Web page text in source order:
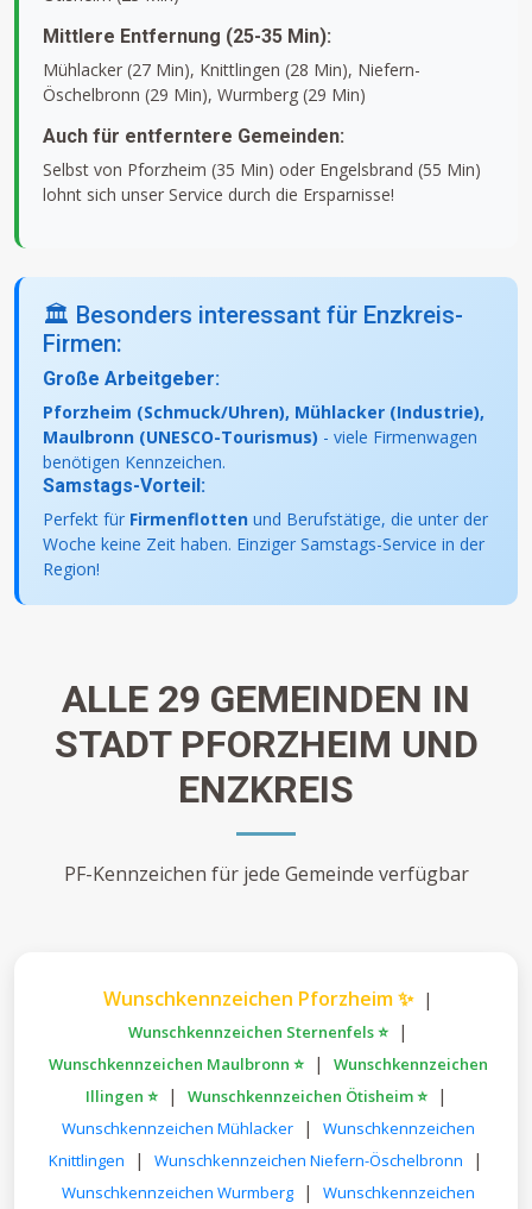
Mittlere Entfernung (25-35 Min):
Mühlacker (27 Min), Knittlingen (28 Min), Niefern-
Öschelbronn (29 Min), Wurmberg (29 Min)
Auch für entferntere Gemeinden:
Selbst von Pforzheim (35 Min) oder Engelsbrand (55 Min)
lohnt sich unser Service durch die Ersparnisse!
🏛️ Besonders interessant für Enzkreis-
Firmen:
Große Arbeitgeber:
Pforzheim (Schmuck/Uhren), Mühlacker (Industrie),
Maulbronn (UNESCO-Tourismus) - viele Firmenwagen
benötigen Kennzeichen.
Samstags-Vorteil:
Perfekt für Firmenflotten und Berufstätige, die unter der
Woche keine Zeit haben. Einziger Samstags-Service in der
Region!
ALLE 29 GEMEINDEN IN
STADT PFORZHEIM UND
ENZKREIS
PF-Kennzeichen für jede Gemeinde verfügbar
Wunschkennzeichen Pforzheim ✨ |
Wunschkennzeichen Sternenfels ⭐ |
Wunschkennzeichen Maulbronn ⭐ |
Wunschkennzeichen
Illingen ⭐
| Wunschkennzeichen Ötisheim ⭐ |
Wunschkennzeichen Mühlacker |
Wunschkennzeichen
Knittlingen
| Wunschkennzeichen Niefern-Öschelbronn |
Wunschkennzeichen Wurmberg |
Wunschkennzeichen